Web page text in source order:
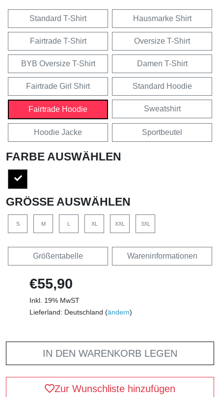
Standard T-Shirt Hausmarke Shirt
Fairtrade T-Shirt Oversize T-Shirt
BYB Oversize T-Shirt Damen T-Shirt
Fairtrade Girl Shirt Standard Hoodie
Fairtrade Hoodie Sweatshirt
Hoodie Jacke Sportbeutel
FARBE AUSWÄHLEN
GRÖSSE AUSWÄHLEN
S M L XL XXL 3XL
Größentabelle Wareninformationen
€55,90
Inkl. 19% MwST
Lieferland: Deutschland (ändern)
IN DEN WARENKORB LEGEN
Zur Wunschliste hinzufügen